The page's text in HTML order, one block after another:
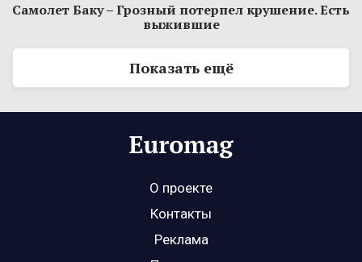
Самолет Баку – Грозный потерпел крушение. Есть
выжившие
Показать ещё
О проекте
Контакты
Реклама